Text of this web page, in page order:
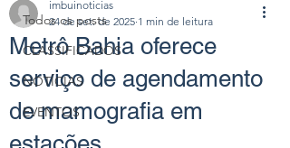
Todos os posts
CLASSIFICADOS
NOTÍCIAS
EVENTOS
Metrô Bahia oferece
serviço de agendamento
de mamografia em
imbuinoticias
24 de set. de 2025 1 min de leitura